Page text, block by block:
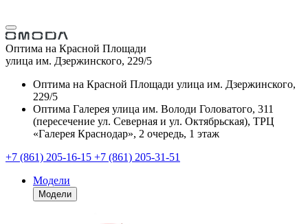
Оптима на Красной Площади
улица им. Дзержинского, 229/5
Оптима на Красной Площади улица им. Дзержинского,
229/5
Оптима Галерея улица им. Володи Головатого, 311
(пересечение ул. Северная и ул. Октябрьская), ТРЦ
«Галерея Краснодар», 2 очередь, 1 этаж
+7 (861) 205-16-15 +7 (861) 205-31-51
Модели
Модели